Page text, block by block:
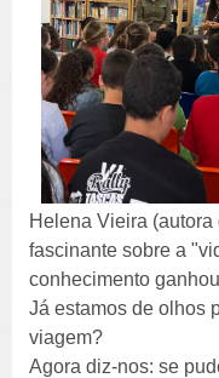
Helena Vieira
fascinante sobre a
conhecimento
Já estamos de olhos
viagem?
Agora diz-nos: se